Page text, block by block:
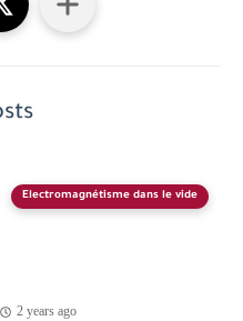
Electromagnétisme dans le vide
2 years ago